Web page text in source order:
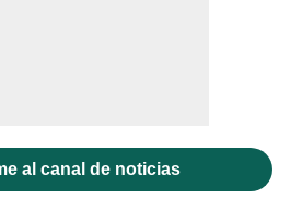
al canal de noticias